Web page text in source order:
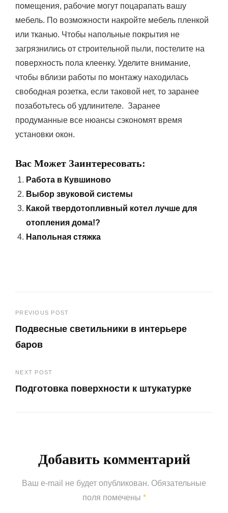
помещения, рабочие могут поцарапать вашу
мебель. По возможности накройте мебель пленкой
или тканью. Чтобы напольные покрытия не
загрязнились от строительной пыли, постелите на
поверхность пола клеенку. Уделите внимание,
чтобы вблизи работы по монтажу находилась
свободная розетка, если таковой нет, то заранее
позаботьтесь об удлинителе. Заранее
продуманные все нюансы сэкономят время
установки окон.
Вас Может Заинтересовать:
Работа в Кувшиново
Выбор звуковой системы
Какой твердотопливный котел лучше для
отопления дома!?
Напольная стяжка
Навигация
по
PREVIOUS POST
Подвесные светильники в интерьере
баров
Post
NEXT POST
Подготовка поверхности к штукатурке
Добавить комментарий
Ваш e-mail не будет опубликован. Обязательные
поля помечены *